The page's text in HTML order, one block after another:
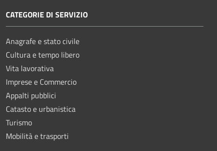
CATEGORIE DI SERVIZIO
Anagrafe e stato civile
Cultura e tempo libero
Vita lavorativa
Imprese e Commercio
Appalti pubblici
Catasto e urbanistica
Turismo
Mobilità e trasporti